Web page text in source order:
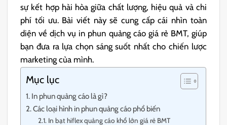
sự kết hợp hài hòa giữa chất lượng, hiệu quả và chi
phí tối ưu. Bài viết này sẽ cung cấp cái nhìn toàn
diện về dịch vụ in phun quảng cáo giá rẻ BMT, giúp
bạn đưa ra lựa chọn sáng suốt nhất cho chiến lược
marketing của mình.
Mục lục
In phun quảng cáo là gì?
Các loại hình in phun quảng cáo phổ biến
In bạt hiflex quảng cáo khổ lớn giá rẻ BMT